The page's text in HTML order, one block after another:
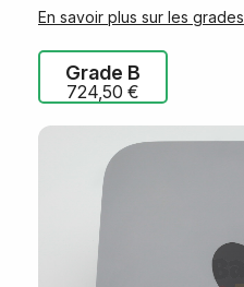
En savoir plus sur les grades
Grade B
724,50 €